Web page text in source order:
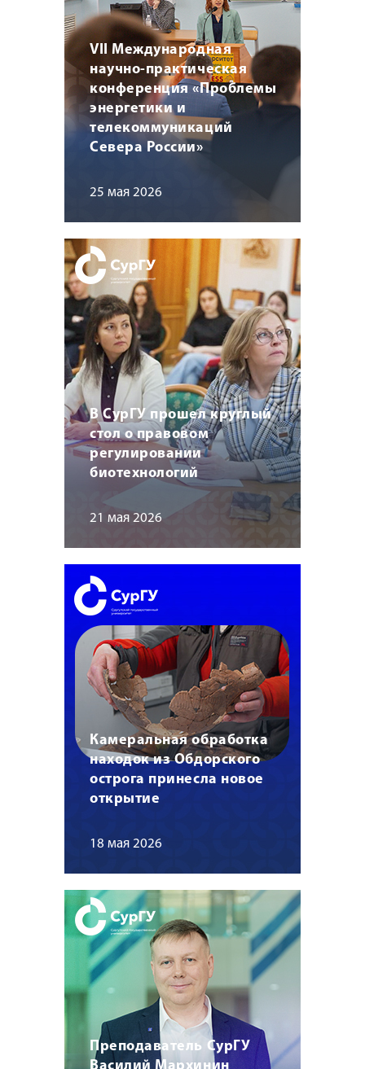
VII Международная
научно-практическая
конференция «Проблемы
энергетики и
телекоммуникаций
Севера России»
25 мая 2026
В СурГУ прошел круглый
стол о правовом
регулировании
биотехнологий
21 мая 2026
Камеральная обработка
находок из Обдорского
острога принесла новое
открытие
18 мая 2026
Преподаватель СурГУ